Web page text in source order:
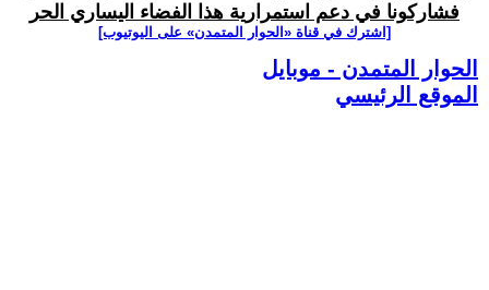
فشاركونا في دعم استمرارية هذا الفضاء اليساري الحر
[اشترك في قناة ‫«الحوار المتمدن» على اليوتيوب]
الحوار المتمدن - موبايل
الموقع الرئيسي